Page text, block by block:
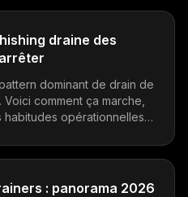
draine des
dominant de drain de
comment ça marche,
opérationnelles
: panorama 2026